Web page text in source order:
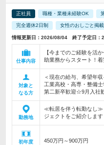
正社員 職種・業種未経験OK
完全週休2日制 女性のおしごと掲
情報更新日：2026/08/04 終了予定日：
仕事内容
【今までのご経験を活
助業務からスタート！
対象と
なる方
＜現在の給与、希望年
工業高校・高専・整備
第二新卒歓迎☆9月入社
勤務地
≪転居を伴う転勤なし≫
ジェクトをご紹介しま
初年度
450万円～900万円